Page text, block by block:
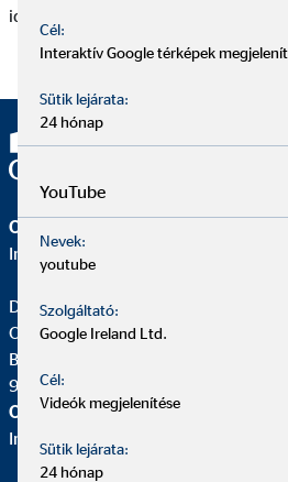
időállapotú verziójának
OVB Vermögensberatung Kft.
Iroda | Szombathely
Dénes Wittinger
Országos Igazgató OVB
Bartók Béla krt. 13.
9700 Szombathely
OVB Vermögensberatung Kft.
Iroda |
Cél:
Interaktív Google térképek
Sütik lejárata:
24 hónap
YouTube
Nevek:
youtube
Szolgáltató:
Google Ireland Ltd.
Cél:
Videók megjelenítése
Sütik lejárata:
24 hónap